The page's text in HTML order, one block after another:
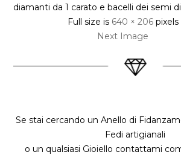
diamanti da 1 carato e bacelli dei semi
Full size is 640 × 206pixels
Next Image
Se stai cercando un Anello di
Fedi artigianali
o un qualsiasi Gioiello contattami